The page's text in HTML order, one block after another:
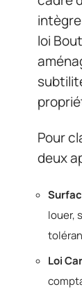
loi
Pour
deux
louer,
Loi